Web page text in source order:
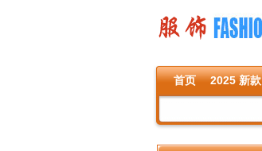
首页 2025 新款